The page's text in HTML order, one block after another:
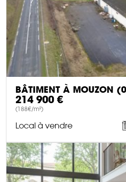
BÂTIMENT À MOUZON
214 900 €
(188€/m²)
Local à vendre
DÉCOUVRIR CE BIEN